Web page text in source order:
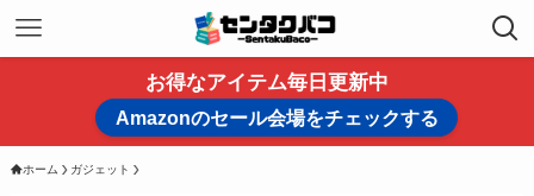
お得なアイテム毎日更新中
Amazonのセール会場をチェックする
ホーム ガジェット